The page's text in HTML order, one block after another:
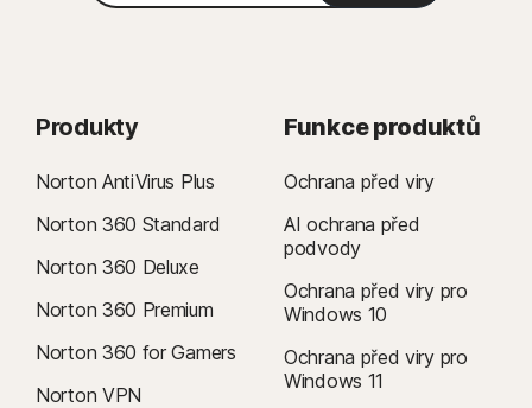
Produkty
Norton AntiVirus Plus
Norton 360 Standard
Norton 360 Deluxe
Norton 360 Premium
Norton 360 for Gamers
Norton VPN
Funkce produktů
Ochrana před viry
AI ochrana před
podvody
Ochrana před viry pro
Windows 10
Ochrana před viry pro
Windows 11